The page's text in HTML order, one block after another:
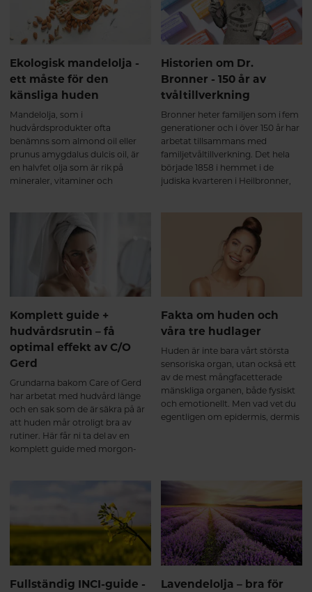
textur och effekt.
Ekologisk mandelolja -
ett måste för den
känsliga huden
Mandelolja, som i
hudvårdsprodukter ofta
benämns som almond oil eller
prunus amygdalus dulcis oil, är
en halvfet olja som är rik på
mineraler, vitaminer och
sötmandel och bittermandel. I
skönhetsprodukter är det
framför allt sötmandelolja som
Historien om Dr.
Bronner - 150 år av
tvåltillverkning
Bronner heter familjen som i fem
generationer och i över 150 år har
arbetat tillsammans med
familjetvåltillverkning. Det hela
började 1858 i hemmet i de
judiska kvarteren i Heilbronner,
Komplett guide +
hudvårdsrutin – få
optimal effekt av C/O
Gerd
Grundarna bakom Care of Gerd
har arbetat med hudvård länge
och en sak som de är säkra på är
att huden mår otroligt bra av
rutiner. Här får ni ta del av en
komplett guide med morgon-
göra skillnad för din hudvitalitet.
Fakta om huden och
våra tre hudlager
Huden är inte bara vårt största
sensoriska organ, utan också ett
av de mest mångfacetterade
mänskliga organen, både fysiskt
och emotionellt. Men vad vet du
egentligen om epidermis, dermis
Fullständig INCI-guide -
Lavendelolja – bra för